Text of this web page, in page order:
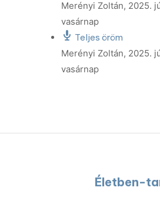
Merényi Zoltán, 2025.
vasárnap
Teljes öröm
Merényi Zoltán, 2025.
vasárnap
Életben-